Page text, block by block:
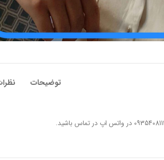
توضیحات